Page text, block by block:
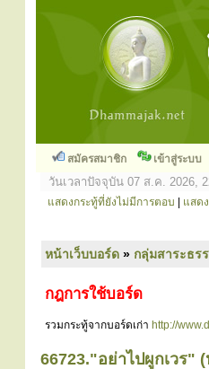
สมัครสมาชิก เข้าสู่ระบบ
วันเวลาปัจจุบัน 07 ส.ค. 2026,
แสดงกระทู้ที่ยังไม่มีการตอบ แสด
หน้าเว็บบอร์ด » กลุ่มสาระธร
กฎการใช้บอร์ด
รวมกระทู้จากบอร์ดเก่า http://
66723."อย่าไปผูกเวร"